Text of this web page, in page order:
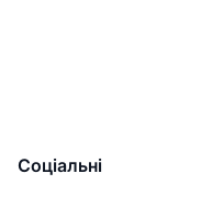
Соціальні